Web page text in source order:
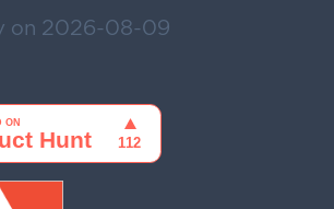
on 2026-08-09